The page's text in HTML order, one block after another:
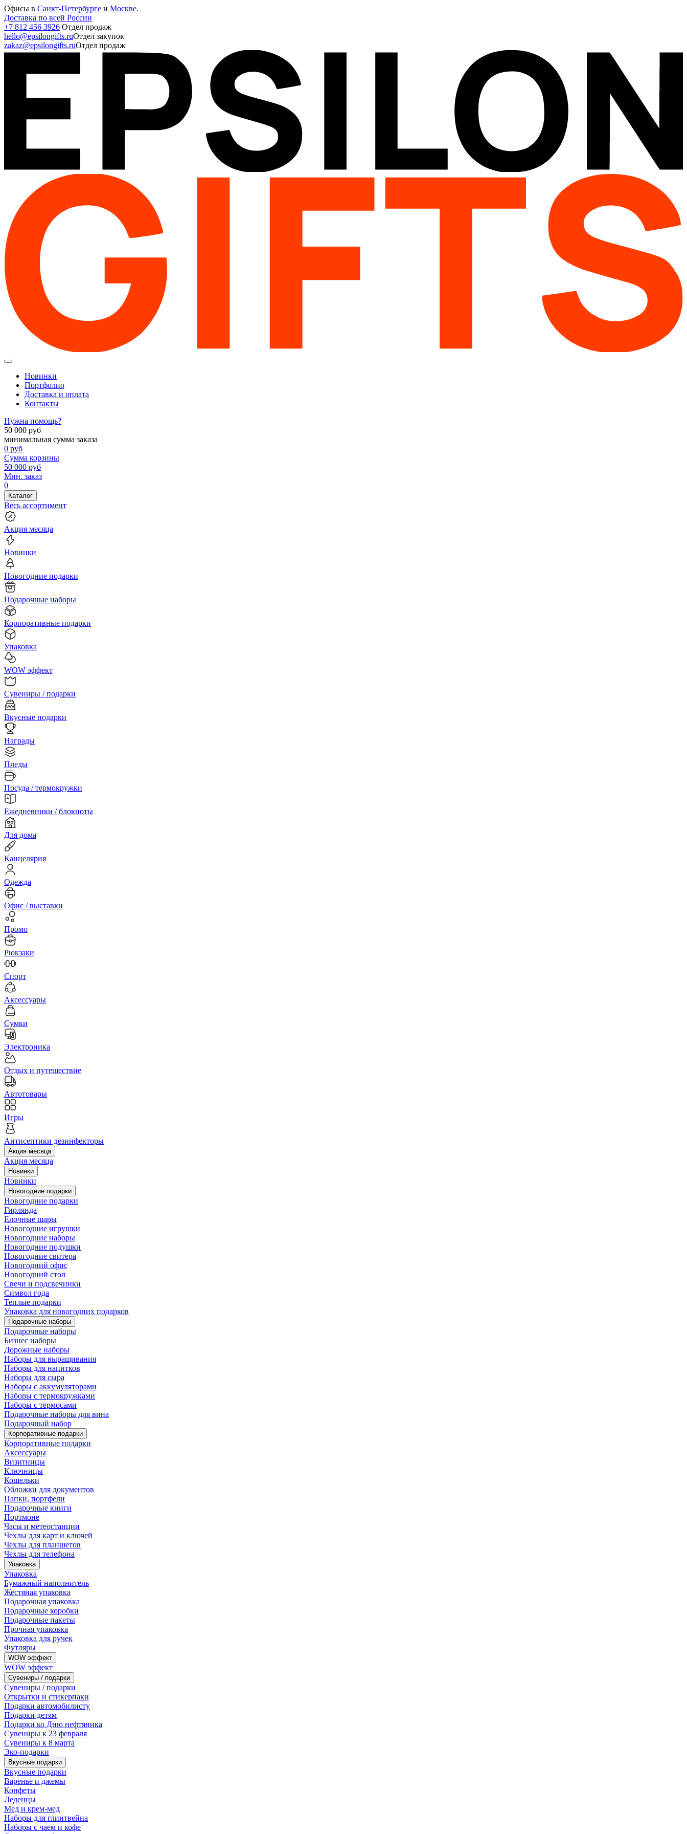
Офисы в Санкт-Петербурге и Москве.
Доставка по всей России
+7 812 456 3926 Отдел продаж
hello@epsilongifts.ruОтдел закупок
zakaz@epsilongifts.ruОтдел продаж
Новинки
Портфолио
Доставка и оплата
Контакты
Нужна помощь?
50 000 руб
минимальная сумма заказа
0 руб
Сумма корзины
50 000 руб
Мин. заказ
0
Каталог
Весь ассортимент
Акция месяца
Новинки
Новогодние подарки
Подарочные наборы
Корпоративные подарки
Упаковка
WOW эффект
Сувениры / подарки
Вкусные подарки
Награды
Пледы
Посуда / термокружки
Ежедневники / блокноты
Для дома
Канцелярия
Одежда
Офис / выставки
Промо
Рюкзаки
Спорт
Аксессуары
Сумки
Электроника
Отдых и путешествие
Автотовары
Игры
Антисептики дезинфекторы
Акция месяца
Акция месяца
Новинки
Новинки
Новогодние подарки
Новогодние подарки
Гирлянда
Елочные шары
Новогодние игрушки
Новогодние наборы
Новогодние подушки
Новогодние свитера
Новогодний офис
Новогодний стол
Свечи и подсвечники
Символ года
Теплые подарки
Упаковка для новогодних подарков
Подарочные наборы
Подарочные наборы
Бизнес наборы
Дорожные наборы
Наборы для выращивания
Наборы для напитков
Наборы для сыра
Наборы с аккумуляторами
Наборы с термокружками
Наборы с термосами
Подарочные наборы для вина
Подарочный набор
Корпоративные подарки
Корпоративные подарки
Аксессуары
Визитницы
Ключницы
Кошельки
Обложки для документов
Папки, портфели
Подарочные книги
Портмоне
Часы и метеостанции
Чехлы для карт и ключей
Чехлы для планшетов
Чехлы для телефона
Упаковка
Упаковка
Бумажный наполнитель
Жестяная упаковка
Подарочная упаковка
Подарочные коробки
Подарочные пакеты
Прочная упаковка
Упаковка для ручек
Футляры
WOW эффект
WOW эффект
Сувениры / подарки
Сувениры / подарки
Открытки и стикерпаки
Подарки автомобилисту
Подарки детям
Подарки ко Дню нефтяника
Сувениры к 23 февраля
Сувениры к 8 марта
Эко-подарки
Вкусные подарки
Вкусные подарки
Варенье и джемы
Конфеты
Леденцы
Мед и крем-мед
Наборы для глинтвейна
Наборы с чаем и кофе